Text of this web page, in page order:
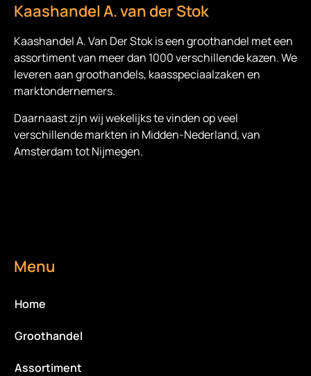
Kaashandel A. van der Stok
Kaashandel A. Van Der Stok is eengroothandel met een
assortiment van meer dan 1000 verschillende kazen. We
leveren aan groothandels, kaasspeciaalzaken en
marktondernemers.
Daarnaast zijn wij wekelijks te vinden op veel
verschillende markten in Midden-Nederland, van
Amsterdam tot Nijmegen.
Menu
Home
Groothandel
Assortiment